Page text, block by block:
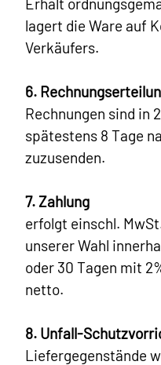
lagert die Ware auf
Verkäufers.
6.
Rechnungen sind in
spätestens 8 Tage
zuzusenden.
7. Zahlung
erfolgt einschl.
unserer Wahl
oder 30 Tagen mit
netto.
8. Unfall-
Liefergegenstände